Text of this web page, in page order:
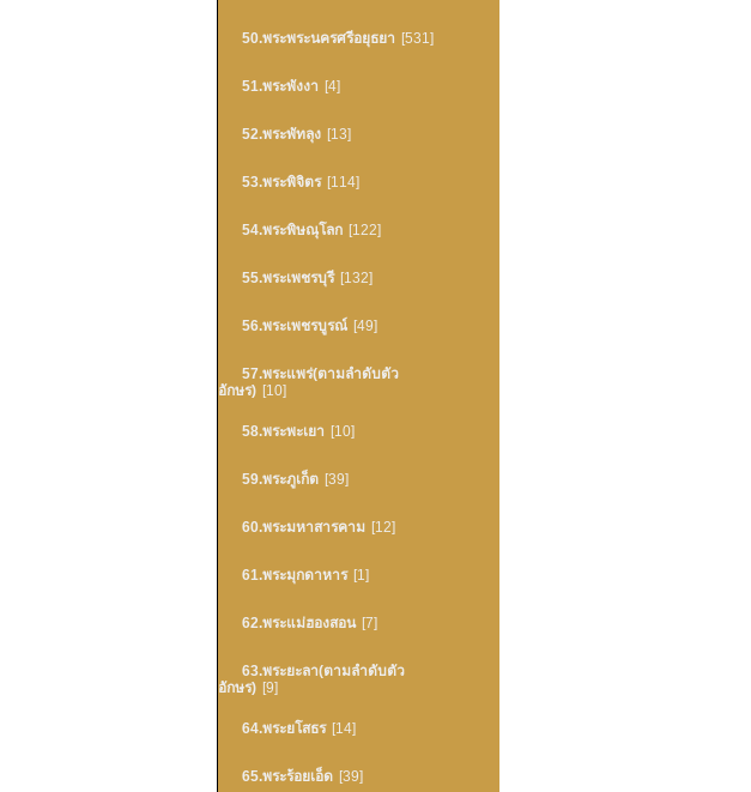
50.พระพระนครศรีอยุธยา [531]
51.พระพังงา [4]
52.พระพัทลุง [13]
53.พระพิจิตร [114]
54.พระพิษณุโลก [122]
55.พระเพชรบุรี [132]
56.พระเพชรบูรณ์ [49]
57.พระแพร่(ตามลำดับตัว
อักษร) [10]
58.พระพะเยา [10]
59.พระภูเก็ต [39]
60.พระมหาสารคาม [12]
61.พระมุกดาหาร [1]
62.พระแม่ฮองสอน [7]
63.พระยะลา(ตามลำดับตัว
อักษร) [9]
64.พระยโสธร [14]
65.พระร้อยเอ็ด [39]